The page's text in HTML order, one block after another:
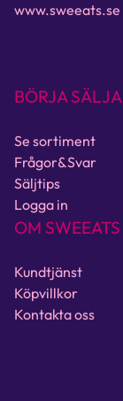
www.sweeats.se
BÖRJA SÄLJA
Se sortiment
Frågor&Svar
Säljtips
Logga in
OM SWEEATS
Kundtjänst
Köpvillkor
Kontakta oss